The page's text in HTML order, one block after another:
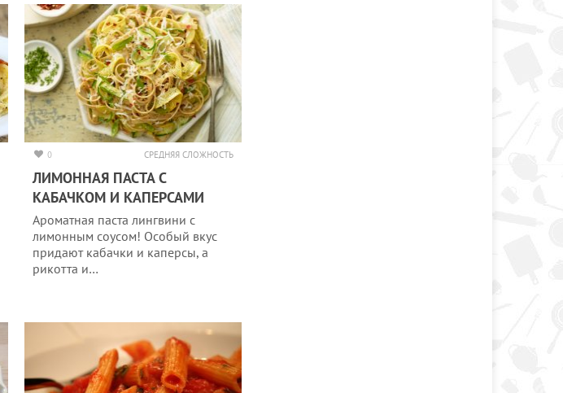
0 СРЕДНЯЯ СЛОЖНОСТЬ
ЛИМОННАЯ ПАСТА С
КАБАЧКОМ И КАПЕРСАМИ
Ароматная паста лингвини с
лимонным соусом! Особый вкус
придают кабачки и каперсы, а
рикотта и…